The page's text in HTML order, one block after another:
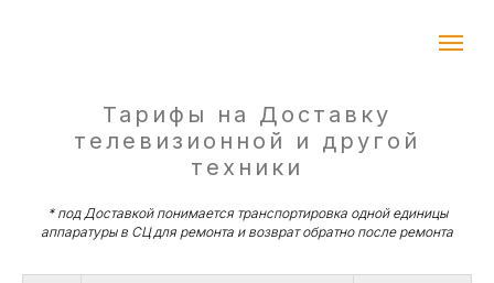
Тарифы на Доставку
телевизионной и другой
техники
* под Доставкой понимается транспортировка одной единицы
аппаратуры в СЦ для ремонта и возврат обратно после ремонта